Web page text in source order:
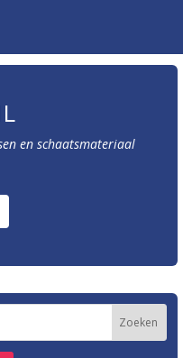
en schaatsmateriaal